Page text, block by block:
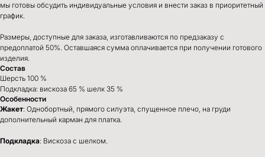
мы готовы обсудить индивидуальные условия и внести заказ в приоритетный
график.
Размеры, доступные для заказа, изготавливаются по предзаказу с
предоплатой 50%. Оставшаяся сумма оплачивается при получении готового
изделия.
Состав
Шерсть 100 %
Подкладка: вискоза 65 % шелк 35 %
Особенности
Жакет: Однобортный, прямого силуэта, спущенное плечо, на груди
дополнительный карман для платка.
Подкладка: Вискоза с шелком.